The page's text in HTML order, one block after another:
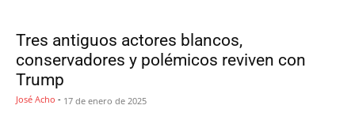
Tres antiguos actores blancos,
conservadores y polémicos reviven con
Trump
José Acho - 17 de enero de 2025